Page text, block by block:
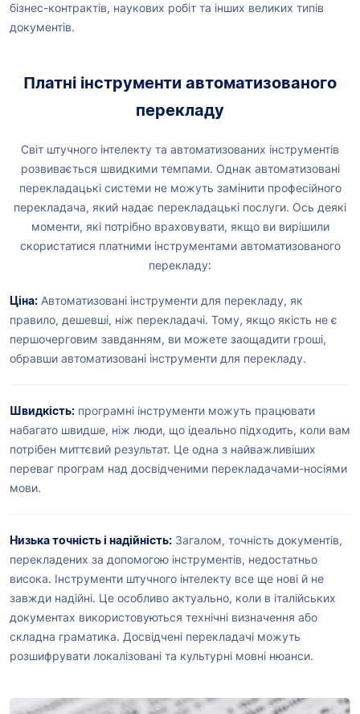
бізнес-контрактів, наукових робіт та інших великих типів
документів.
Платні інструменти автоматизованого
перекладу
Світ штучного інтелекту та автоматизованих інструментів
розвивається швидкими темпами. Однак автоматизовані
перекладацькі системи не можуть замінити професійного
перекладача, який надає перекладацькі послуги. Ось деякі
моменти, які потрібно враховувати, якщо ви вирішили
скористатися платними інструментами автоматизованого
перекладу:
Ціна: Автоматизовані інструменти для перекладу, як
правило, дешевші, ніж перекладачі. Тому, якщо якість не є
першочерговим завданням, ви можете заощадити гроші,
обравши автоматизовані інструменти для перекладу.
Швидкість: програмні інструменти можуть працювати
набагато швидше, ніж люди, що ідеально підходить, коли вам
потрібен миттєвий результат. Це одна з найважливіших
переваг програм над досвідченими перекладачами-носіями
мови.
Низька точність і надійність: Загалом, точність документів,
перекладених за допомогою інструментів, недостатньо
висока. Інструменти штучного інтелекту все ще нові й не
завжди надійні. Це особливо актуально, коли в італійських
документах використовуються технічні визначення або
складна граматика. Досвідчені перекладачі можуть
розшифрувати локалізовані та культурні мовні нюанси.